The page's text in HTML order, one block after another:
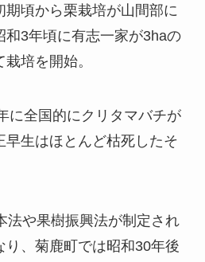
期頃から栗栽培が山間部に
和3年頃に有志一家が3haの
培を開始。
に全国的にクリタマバチが
早生はほとんど枯死したそ
法や果樹振興法が制定され
り、菊鹿町では昭和30年後